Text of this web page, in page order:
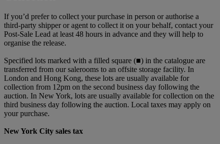
If you’d prefer to collect your purchase in person or authorise a
third-party shipper or agent to collect it on your behalf, contact your
Post-Sale Lead at least 48 hours in advance and they will help to
organise the release.
Specified lots marked with a filled square (■) in the catalogue are
transferred from our salerooms to an offsite storage facility. In
London and Hong Kong, these lots are usually available for
collection from 12pm on the second business day following the
auction. In New York, lots are usually available for collection on the
third business day following the auction. Local taxes may apply on
your purchase.
New York City sales tax